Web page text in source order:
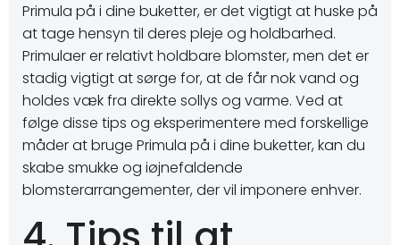
Primula på i dine buketter, er det vigtigt at huske på
at tage hensyn til deres pleje og holdbarhed.
Primulaer er relativt holdbare blomster, men det er
stadig vigtigt at sørge for, at de får nok vand og
holdes væk fra direkte sollys og varme. Ved at
følge disse tips og eksperimentere med forskellige
måder at bruge Primula på i dine buketter, kan du
skabe smukke og iøjnefaldende
blomsterarrangementer, der vil imponere enhver.